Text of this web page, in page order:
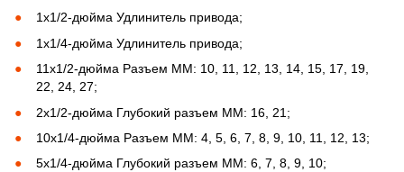
1х1/2-дюйма Удлинитель привода;
1х1/4-дюйма Удлинитель привода;
11х1/2-дюйма Разъем ММ: 10, 11, 12, 13, 14, 15, 17, 19,
22, 24, 27;
2х1/2-дюйма Глубокий разъем ММ: 16, 21;
10х1/4-дюйма Разъем ММ: 4, 5, 6, 7, 8, 9, 10, 11, 12, 13;
5х1/4-дюйма Глубокий разъем ММ: 6, 7, 8, 9, 10;